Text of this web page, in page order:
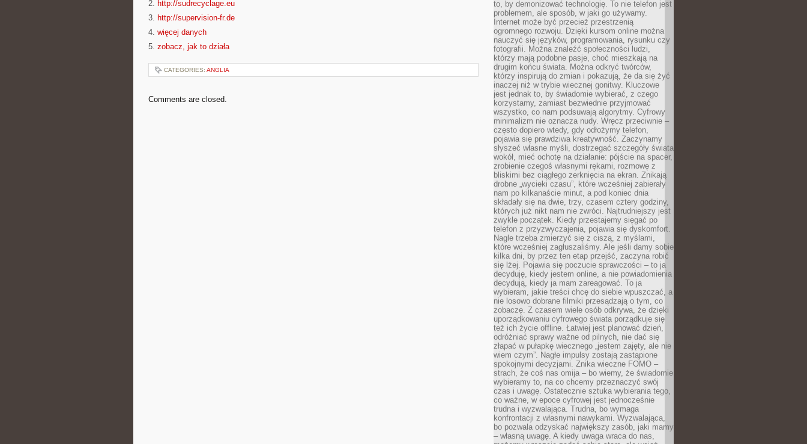
2. http://sudrecyclage.eu
3. http://supervision-fr.de
4. więcej danych
5. zobacz, jak to działa
CATEGORIES: ANGLIA
Comments are closed.
to, by demonizować technologię. To nie telefon jest
problemem, ale sposób, w jaki go używamy.
Internet może być przecież przestrzenią
ogromnego rozwoju. Dzięki kursom online można
nauczyć się języków, programowania, rysunku czy
fotografii. Można znaleźć społeczności ludzi,
którzy mają podobne pasje, choć mieszkają na
drugim końcu świata. Można odkryć twórców,
którzy inspirują do zmian i pokazują, że da się żyć
inaczej niż w trybie wiecznej gonitwy. Kluczowe
jest jednak to, by świadomie wybierać, z czego
korzystamy, zamiast bezwiednie przyjmować
wszystko, co nam podsuwają algorytmy. Cyfrowy
minimalizm nie oznacza nudy. Wręcz przeciwnie –
często dopiero wtedy, gdy odłożymy telefon,
pojawia się prawdziwa kreatywność. Zaczynamy
słyszeć własne myśli, dostrzegać szczegóły świata
wokół, mieć ochotę na działanie: pójście na spacer,
zrobienie czegoś własnymi rękami, rozmowę z
bliskimi bez ciągłego zerknięcia na ekran. Znikają
drobne „wycieki czasu”, które wcześniej zabierały
nam po kilkanaście minut, a pod koniec dnia
składały się na dwie, trzy, czasem cztery godziny,
których już nikt nam nie zwróci. Najtrudniejszy jest
zwykle początek. Kiedy przestajemy sięgać po
telefon z przyzwyczajenia, pojawia się dyskomfort.
Nagle trzeba zmierzyć się z ciszą, z myślami,
które wcześniej zagłuszaliśmy. Ale jeśli damy sobie
kilka dni, by przez ten etap przejść, zaczyna robić
się lżej. Pojawia się poczucie sprawczości – to ja
decyduję, kiedy jestem online, a nie powiadomienia
decydują, kiedy ja mam zareagować. To ja
wybieram, jakie treści chcę do siebie wpuszczać, a
nie losowo dobrane filmiki przesądzają o tym, co
zobaczę. Z czasem wiele osób odkrywa, że dzięki
uporządkowaniu cyfrowego świata porządkuje się
też ich życie offline. Łatwiej jest planować dzień,
odróżniać sprawy ważne od pilnych, nie dać się
złapać w pułapkę wiecznego „jestem zajęty, ale nie
wiem czym”. Nagłe impulsy zostają zastąpione
spokojnymi decyzjami. Znika wieczne FOMO –
strach, że coś nas omija – bo wiemy, że świadomie
wybieramy to, na co chcemy przeznaczyć swój
czas i uwagę. Ostatecznie sztuka wybierania tego,
co ważne, w epoce cyfrowej jest jednocześnie
trudna i wyzwalająca. Trudna, bo wymaga
konfrontacji z własnymi nawykami. Wyzwalająca,
bo pozwala odzyskać największy zasób, jaki mamy
– własną uwagę. A kiedy uwaga wraca do nas,